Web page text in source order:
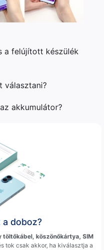
a felújított készülék
választani?
akkumulátor?
doboz?
töltőkábel, köszönőkártya, SIM
tok csak akkor, ha kiválasztja a